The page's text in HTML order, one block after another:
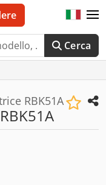
Cerca
RBK51A